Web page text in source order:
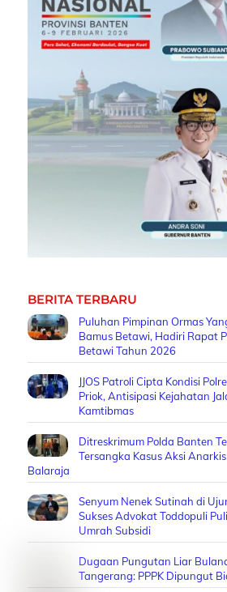
BERITA TERBARU
Puluhan Pimpinan Ormas
Bamus Betawi, Hadiri Rapat
Betawi Tahun 2026
JJOS Patroli Cipta Kondisi
Priok, Antisipasi Kejahatan
Kamtibmas
Ditreskrimum Polda Banten
Tersangka Kasus Aksi
Balaraja
Senyum Nenek Sutinah di
Sukses Advokat Toddopuli
Umrah Subsidi
Dugaan Pungutan Liar
Tangerang: PPPK Dipungut